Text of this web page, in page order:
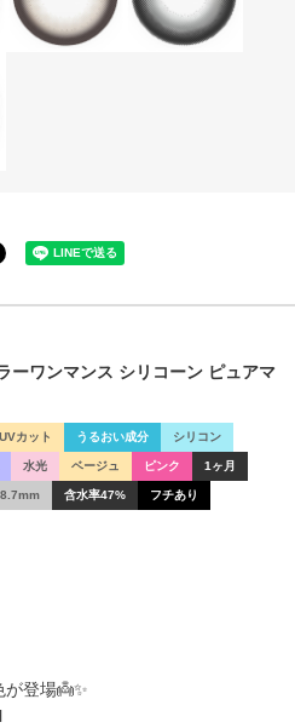
ーワンマンス シリコーン ピュアマ
UVカット うるおい成分 シリコン
水光 ベージュ ピンク 1ヶ月
含水率47% フチあり
登場👼✨